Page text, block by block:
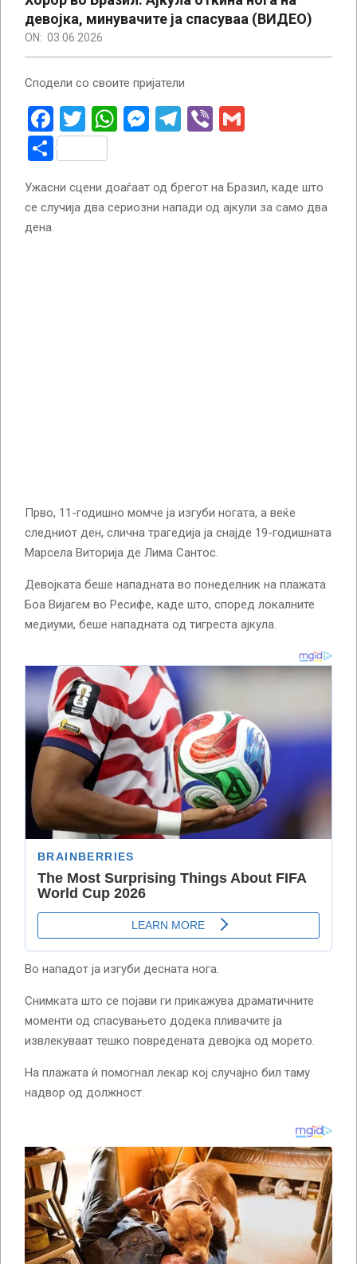
девојка, минувачите ја спасуваа (ВИДЕО)
ON: 03.06.2026
Сподели со своите пријатели
Facebook
TwitterWhatsApp
Messenger
Telegram
Viber
Share
Ужасни сцени доаѓаат од брегот на Бразил, каде што
се случија два сериозни напади од ајкули за само два
дена.
Прво, 11-годишно момче ја изгуби ногата, а веќе
следниот ден, слична трагедија ја снајде 19-годишната
Марсела Виторија де Лима Сантос.
Девојката беше нападната во понеделник на плажата
Боа Вијагем во Ресифе, каде што, според локалните
медиуми, беше нападната од тигреста ајкула.
​​Во нападот ја изгуби десната нога.
Снимката што се појави ги прикажува драматичните
моменти од спасувањето додека пливачите ја
извлекуваат тешко повредената девојка од морето.
На плажата ѝ помогнал лекар кој случајно бил таму
надвор од должност.